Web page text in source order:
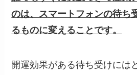
のは、スマートフォンの待ち
るものに変えることです。
開運効果がある待ち受けには